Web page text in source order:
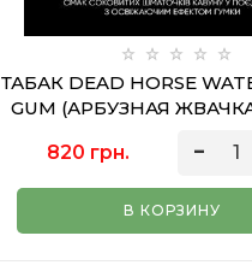
ТАБАК DEAD HORSE
GUM (АРБУЗНАЯ
820 грн.
В КОРЗИНУ